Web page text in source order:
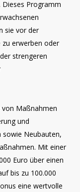
Dieses Programm
sie vor der
erwerben oder
strengeren
Maßnahmen
und
sowie Neubauten,
Mit einer
Euro über einen
bis zu 100.000
eine wertvolle